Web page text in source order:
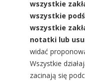
wszystkie
wszystkie
wszystkie
notatki lub
widać
Wszystkie
zacinają się